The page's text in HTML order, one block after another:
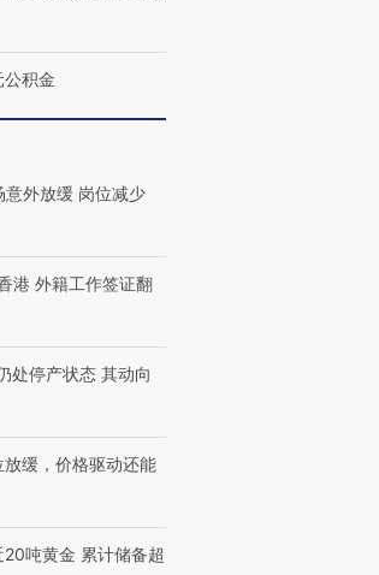
公积金
外放缓 岗位减少
港 外籍工作签证翻
处停产状态 其动向
缓，价格驱动还能
吨黄金 累计储备超